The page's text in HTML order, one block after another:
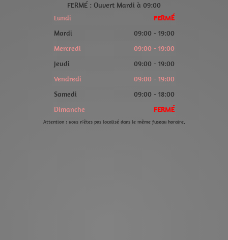
FERMÉ : Ouvert Mardi à 09:00
Lundi
FERMÉ
Mardi
09:00 - 19:00
Mercredi
09:00 - 19:00
Jeudi
09:00 - 19:00
Vendredi
09:00 - 19:00
Samedi
09:00 - 18:00
Dimanche
FERMÉ
Attention : vous n'êtes pas localisé dans le même fuseau horaire.